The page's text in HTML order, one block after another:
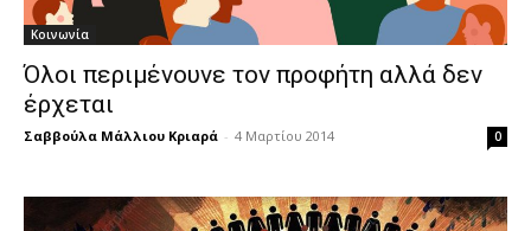
Κοινωνία
Όλοι περιμένουνε τον προφήτη αλλά δεν
έρχεται
Σαββούλα Μάλλιου Κριαρά - 4 Μαρτίου 2014 0